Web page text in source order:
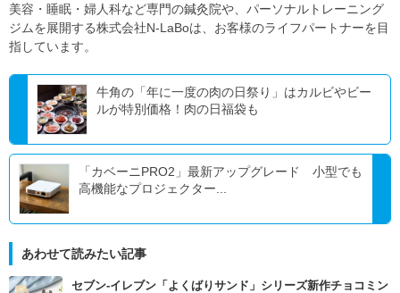
美容・睡眠・婦人科など専門の鍼灸院や、パーソナルトレーニング
ジムを展開する株式会社N-LaBoは、お客様のライフパートナーを目
指しています。
牛角の「年に一度の肉の日祭り」はカルビやビー
ルが特別価格！肉の日福袋も
「カベーニPRO2」最新アップグレード 小型でも
高機能なプロジェクター...
あわせて読みたい記事
セブン‐イレブン「よくばりサンド」シリーズ新作チョコミン